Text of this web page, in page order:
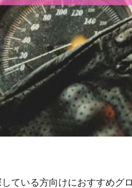
ている方向けにおすすめグ